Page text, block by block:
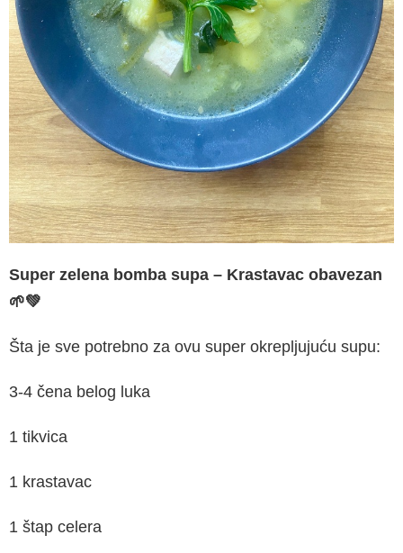
Super zelena bomba supa – Krastavac obavezan
🌱💚
Šta je sve potrebno za ovu super okrepljujuću supu:
3-4 čena belog luka
1 tikvica
1 krastavac
1 štap celera